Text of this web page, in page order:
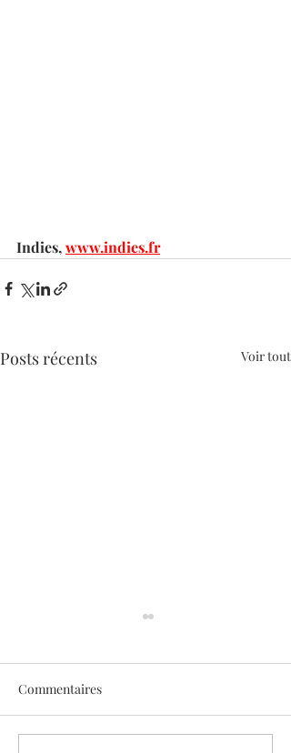
Indies, www.indies.fr
Posts récents Voir tout
Commentaires